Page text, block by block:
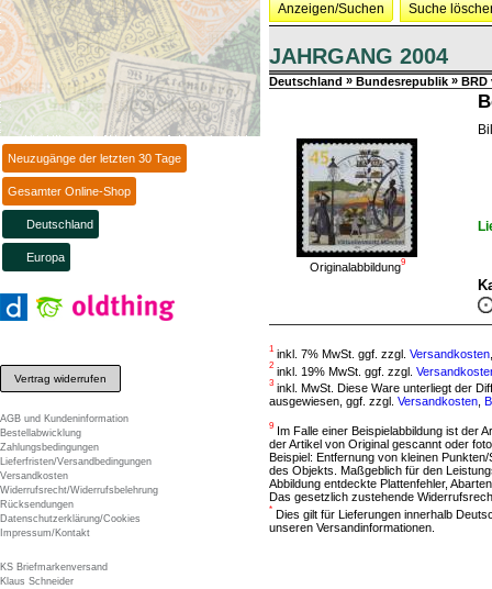
Neuzugänge der letzten 30 Tage
Gesamter Online-Shop
Deutschland
Europa
Vertrag widerrufen
AGB und Kundeninformation
Bestellabwicklung
Zahlungsbedingungen
Lieferfristen/Versandbedingungen
Versandkosten
Widerrufsrecht/Widerrufsbelehrung
Rücksendungen
Datenschutzerklärung/Cookies
Impressum/Kontakt
KS Briefmarkenversand
Klaus Schneider
Anzeigen/Suchen Suche
JAHRGANG 2004
Deutschland » Bundesrepublik » BRD
Originalabbildung9
1 inkl. 7% MwSt. ggf. zzgl. Versandkosten
2 inkl. 19% MwSt. ggf. zzgl.
3 inkl. MwSt. Diese Ware unterliegt der
ausgewiesen, ggf. zzgl. Versandkosten
9
Im Falle einer Beispielabbildung ist der
der Artikel von Original gescannt oder
Beispiel: Entfernung von kleinen
des Objekts. Maßgeblich für den
Abbildung entdeckte Plattenfehler,
Das gesetzlich zustehende
* Dies gilt für Lieferungen innerhalb
unseren Versandinformationen.